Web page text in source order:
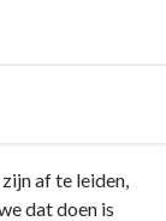
af te leiden,
dat doen is